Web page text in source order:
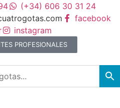
(+34) 606 30 31 24
facebook
instagram
PROFESIONALES